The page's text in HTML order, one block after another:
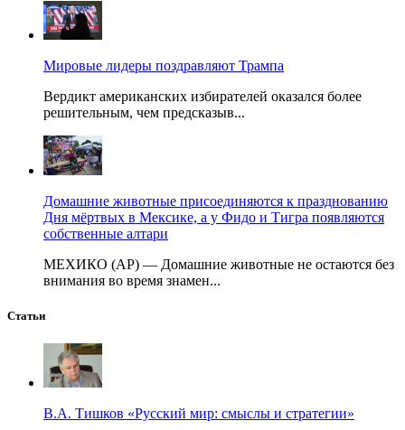
Мировые лидеры поздравляют Трампа
Вердикт американских избирателей оказался более
решительным, чем предсказыв...
Домашние животные присоединяются к празднованию
Дня мёртвых в Мексике, а у Фидо и Тигра появляются
собственные алтари
МЕХИКО (AP) — Домашние животные не остаются без
внимания во время знамен...
Статьи
В.А. Тишков «Русский мир: смыслы и стратегии»